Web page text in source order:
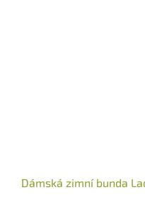
Dámská zimní bunda